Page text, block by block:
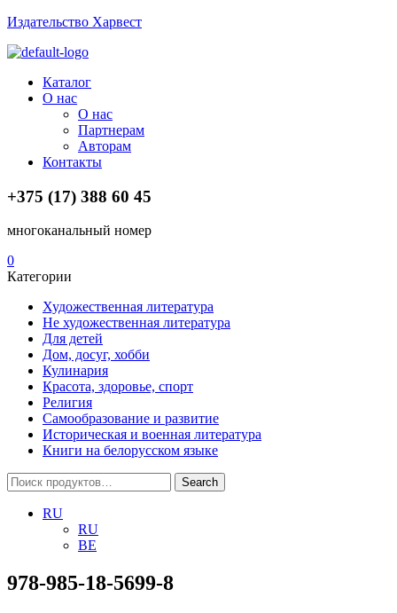
Издательство Харвест
Menu
Каталог
О нас
О нас
Партнерам
Авторам
Контакты
+375 (17) 388 60 45
многоканальный номер
0
Категории
Художественная литература
Не художественная литература
Для детей
Дом, досуг, хобби
Кулинария
Красота, здоровье, спорт
Религия
Самообразование и развитие
Историческая и военная литература
Книги на белорусском языке
Search
for:
Search
RU
RU
BE
978-985-18-5699-8